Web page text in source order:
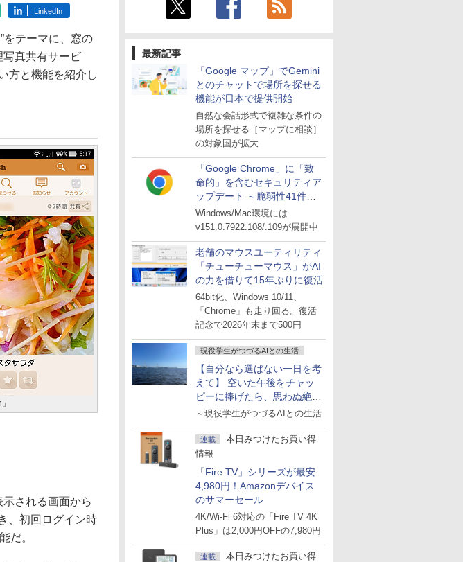
最新記事
「Google マップ」でGemini
とのチャットで場所を探せる
機能が日本で提供開始
自然な会話形式で複雑な条件の
場所を探せる［マップに相談］
の対象国が拡大
「Google Chrome」に「致
命的」を含むセキュリティア
ップデート ～脆弱性41件に
対処
Windows/Mac環境には
v151.0.7922.108/.109が展開中
老舗のマウスユーティリティ
「チューチューマウス」がAI
の力を借りて15年ぶりに復活
64bit化、Windows 10/11、
「Chrome」も走り回る。復活
記念で2026年末まで500円
現役学生がつづるAIとの生活
【自分なら選ばない一日を考
えて】 空いた午後をチャッ
ピーに捧げたら、思わぬ絶景
に出会った話
～現役学生がつづるAIとの生活
連載
本日みつけたお買い得
情報
「Fire TV」シリーズが最安
4,980円！Amazonデバイス
のサマーセール
4K/Wi-Fi 6対応の「Fire TV 4K
Plus」は2,000円OFFの7,980円
連載
本日みつけたお買い得
LinkedIn
をテーマに、窓の
真共有サービ
方と機能を紹介し
される画面から
、初回ログイン時
だ。